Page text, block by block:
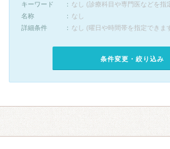
キーワード
なし (診療科目や専門医などを指
名称
なし
詳細条件
なし (曜日や時間帯を指定できま
条件変更・絞り込み